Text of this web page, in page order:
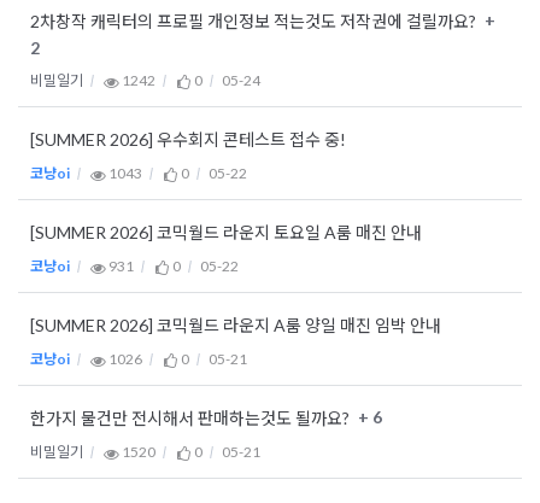
2차창작 캐릭터의 프로필 개인정보 적는것도 저작권에 걸릴까요? +
2
비밀일기 1242 0 05-24
[SUMMER 2026] 우수회지 콘테스트 접수 중!
코냥oi 1043 0 05-22
[SUMMER 2026] 코믹월드 라운지 토요일 A룸 매진 안내
코냥oi 931 0 05-22
[SUMMER 2026] 코믹월드 라운지 A룸 양일 매진 임박 안내
코냥oi 1026 0 05-21
한가지 물건만 전시해서 판매하는것도 될까요? + 6
비밀일기 1520 0 05-21